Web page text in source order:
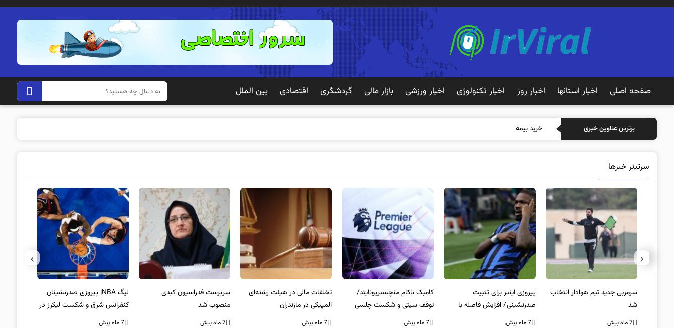
صفحه اصلی اخبار استانها اخبار روز اخبار تکنولوژی اخبار ورزشی بازار مالی گردشگری اقتصادی بین الملل
برترین عناوین خبری خرید بیمه: سنتی یا آنلاین؟ ک
سرتیتر خبرها
سرمربی جدید تیم هوادار انتخاب
شد
7 ماه پیش
پیروزی اینتر برای تثبیت
صدرنشینی/ افزایش فاصله با
ناپولی
7 ماه پیش
کامبک ناکام منچستریونایتد/
توقف سیتی و شکست چلسی
7 ماه پیش
تخلفات مالی در هیئت رشته‌ای
المپیکی در مازندران
7 ماه پیش
سرپرست فدراسیون کبدی
منصوب شد
7 ماه پیش
لیگ NBA| پیروزی صدرنشینان
کنفرانس شرق و شکست لیکرز در
غیاب جیمز
7 ماه پیش
‹
›